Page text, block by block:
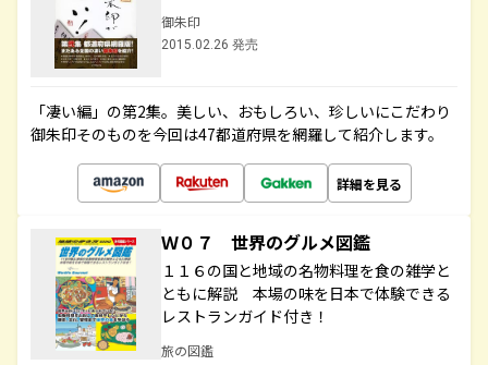
御朱印
2015.02.26 発売
「凄い編」の第2集。美しい、おもしろい、珍しいにこだわり
御朱印そのものを今回は47都道府県を網羅して紹介します。
詳細を見る
Ｗ０７ 世界のグルメ図鑑
１１６の国と地域の名物料理を食の雑学と
ともに解説 本場の味を日本で体験できる
レストランガイド付き！
旅の図鑑